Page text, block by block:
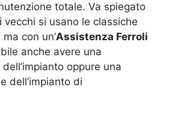
totale. Va spiegato
vecchi si usano le classiche
con un’Assistenza Ferroli
anche avere una
oppure una
dell’impianto di